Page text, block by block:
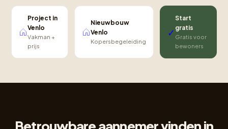
Project in
Venlo
Vakman +
prijs
Nieuwbouw
Venlo
Kopersbegeleiding
✓
Start
gratis
Gratis voor
bewoners